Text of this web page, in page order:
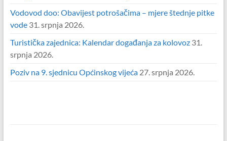
Vodovod doo: Obavijest potrošačima – mjere štednje pitke
vode 31. srpnja 2026.
Turistička zajednica: Kalendar događanja za kolovoz 31.
srpnja 2026.
Poziv na 9. sjednicu Općinskog vijeća 27. srpnja 2026.